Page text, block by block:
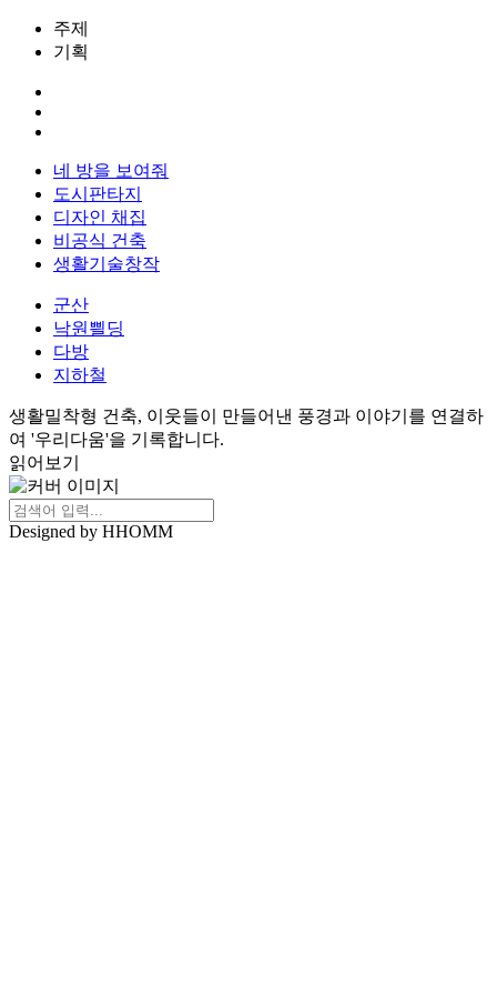
주제
기획
네 방을 보여줘
도시판타지
디자인 채집
비공식 건축
생활기술창작
군산
낙원쁼딩
다방
지하철
생활밀착형 건축, 이웃들이 만들어낸 풍경과 이야기를 연결하
여 '우리다움'을 기록합니다.
읽어보기
Designed by HHOMM